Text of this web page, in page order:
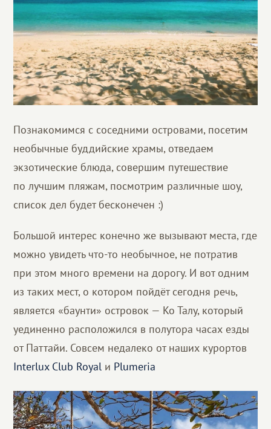
Познакомимся с соседними островами, посетим
необычные буддийские храмы, отведаем
экзотические блюда, совершим путешествие
по лучшим пляжам, посмотрим различные шоу,
список дел будет бесконечен :)
Большой интерес конечно же вызывают места, где
можно увидеть что-то необычное, не потратив
при этом много времени на дорогу. И вот одним
из таких мест, о котором пойдёт сегодня речь,
является «баунти» островок — Ко Талу, который
уединенно расположился в полутора часах езды
от Паттайи. Совсем недалеко от наших курортов
Interlux Club Royal и Plumeria